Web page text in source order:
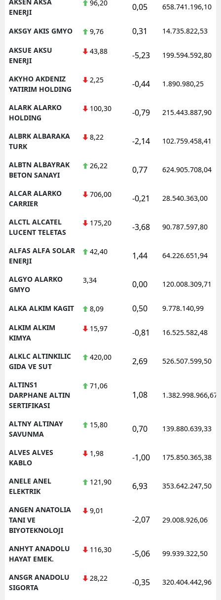
ENERJI
96,20 0,05 658.741.196,10
AKSGY AKIS GMYO 9,76 0,31 14.735.822,53
AKSUE AKSU
ENERJI
43,88 -5,23 199.594.592,80
AKYHO AKDENIZ
YATIRIM HOLDING
2,25 -0,44 1.890.980,25
ALARK ALARKO
HOLDING
100,30 -0,79 215.443.887,90
ALBRK ALBARAKA
TURK
8,22 -2,14 102.759.458,41
ALBTN ALBAYRAK
BETON SANAYI
26,22 0,77 624.905.708,04
ALCAR ALARKO
CARRIER
706,00 -0,21 28.540.363,00
ALCTL ALCATEL
LUCENT TELETAS
175,20 -3,68 90.787.597,80
ALFAS ALFA SOLAR
ENERJI
42,40 1,44 64.226.651,94
ALGYO ALARKO
GMYO
3,34 0,00 120.008.309,71
ALKA ALKIM KAGIT 8,09 0,50 9.778.140,99
ALKIM ALKIM
KIMYA
15,97 -0,81 16.525.582,48
ALKLC ALTINKILIC
GIDA VE SUT
420,00 2,69 526.507.599,50
ALTINS1
DARPHANE ALTIN
SERTIFIKASI
71,06
1,08 1.382.998.966,67
ALTNY ALTINAY
SAVUNMA
15,80 0,70 139.880.639,33
ALVES ALVES
KABLO
1,98 -1,00 175.850.365,38
ANELE ANEL
ELEKTRIK
121,90 6,93 353.642.247,50
ANGEN ANATOLIA
TANI VE
BIYOTEKNOLOJI
9,01
-2,07 29.008.926,06
ANHYT ANADOLU
HAYAT EMEK.
116,30 -5,06 99.939.322,50
ANSGR ANADOLU
SIGORTA
28,22 -0,35 320.404.442,96